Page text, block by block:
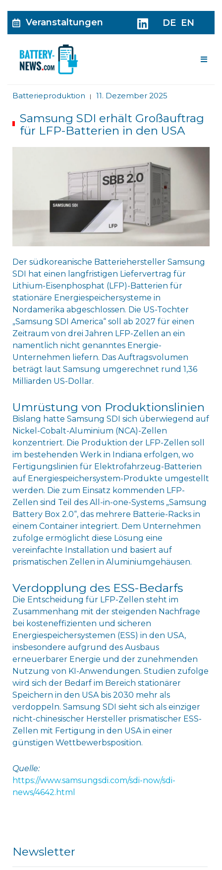
Veranstaltungen DE EN
Batterieproduktion | 11. Dezember 2025
Samsung SDI erhält Großauftrag
für LFP-Batterien in den USA
Der südkoreanische Batteriehersteller Samsung
SDI hat einen langfristigen Liefervertrag für
Lithium-Eisenphosphat (LFP)-Batterien für
stationäre Energiespeichersysteme in
Nordamerika abgeschlossen. Die US-Tochter
„Samsung SDI America“ soll ab 2027 für einen
Zeitraum von drei Jahren LFP-Zellen an ein
namentlich nicht genanntes Energie-
Unternehmen liefern. Das Auftragsvolumen
beträgt laut Samsung umgerechnet rund 1,36
Milliarden US-Dollar.
Umrüstung von Produktionslinien
Bislang hatte Samsung SDI sich überwiegend auf
Nickel-Cobalt-Aluminium (NCA)-Zellen
konzentriert. Die Produktion der LFP-Zellen soll
im bestehenden Werk in Indiana erfolgen, wo
Fertigungslinien für Elektrofahrzeug-Batterien
auf Energiespeichersystem-Produkte umgestellt
werden. Die zum Einsatz kommenden LFP-
Zellen sind Teil des All-in-one-Systems „Samsung
Battery Box 2.0“, das mehrere Batterie-Racks in
einem Container integriert. Dem Unternehmen
zufolge ermöglicht diese Lösung eine
vereinfachte Installation und basiert auf
prismatischen Zellen in Aluminiumgehäusen.
Verdopplung des ESS-Bedarfs
Die Entscheidung für LFP-Zellen steht im
Zusammenhang mit der steigenden Nachfrage
bei kosteneffizienten und sicheren
Energiespeichersystemen (ESS) in den USA,
insbesondere aufgrund des Ausbaus
erneuerbarer Energie und der zunehmenden
Nutzung von KI-Anwendungen. Studien zufolge
wird sich der Bedarf im Bereich stationärer
Speichern in den USA bis 2030 mehr als
verdoppeln. Samsung SDI sieht sich als einziger
nicht-chinesischer Hersteller prismatischer ESS-
Zellen mit Fertigung in den USA in einer
günstigen Wettbewerbsposition.
Quelle:
https://www.samsungsdi.com/sdi-now/sdi-
news/4642.html
Newsletter